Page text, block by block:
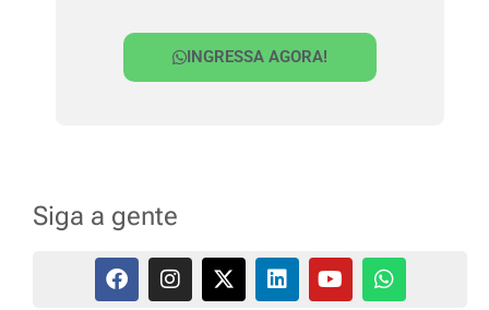
INGRESSA AGORA!
Siga a gente